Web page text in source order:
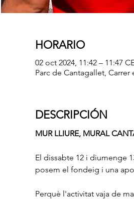
HORARIO
02 oct 2024, 11:42 – 11:47
Parc de Cantagallet, Carrer
DESCRIPCIÓN
MUR LLIURE, MURAL
El dissabte 12 i diumenge
posem el fondeig i una
Perquè l'activitat vaja de